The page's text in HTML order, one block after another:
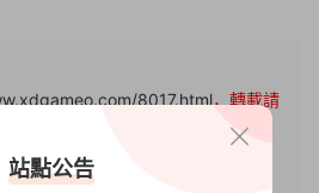
8017.html，轉載請
站點公告